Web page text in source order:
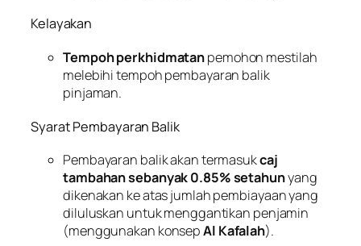
Kelayakan
Tempoh perkhidmatanpemohon mestilah
melebihi tempoh pembayaran balik
pinjaman.
Syarat Pembayaran Balik
Pembayaran balik akan termasukcaj
tambahan sebanyak 0.85% setahunyang
dikenakan ke atas jumlah pembiayaan yang
diluluskan untuk menggantikan penjamin
(menggunakan konsepAl Kafalah).